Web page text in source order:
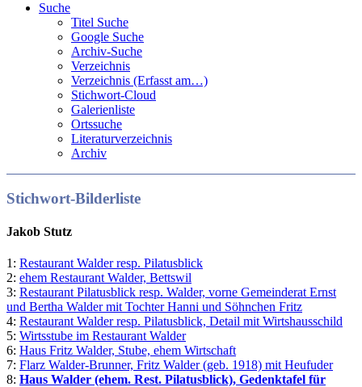
Suche
Titel Suche
Google Suche
Archiv-Suche
Verzeichnis
Verzeichnis (Erfasst am…)
Stichwort-Cloud
Galerienliste
Ortssuche
Literaturverzeichnis
Archiv
Stichwort-Bilderliste
Jakob Stutz
1: Restaurant Walder resp. Pilatusblick
2: ehem Restaurant Walder, Bettswil
3: Restaurant Pilatusblick resp. Walder, vorne Gemeinderat Ernst
und Bertha Walder mit Tochter Hanni und Söhnchen Fritz
4: Restaurant Walder resp. Pilatusblick, Detail mit Wirtshausschild
5: Wirtsstube im Restaurant Walder
6: Haus Fritz Walder, Stube, ehem Wirtschaft
7: Flarz Walder-Brunner, Fritz Walder (geb. 1918) mit Heufuder
8: Haus Walder (ehem. Rest. Pilatusblick), Gedenktafel für